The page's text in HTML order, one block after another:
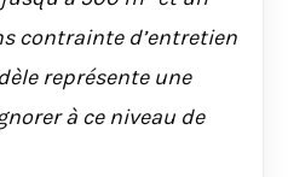
contrainte d’entretien
représente une
à ce niveau de